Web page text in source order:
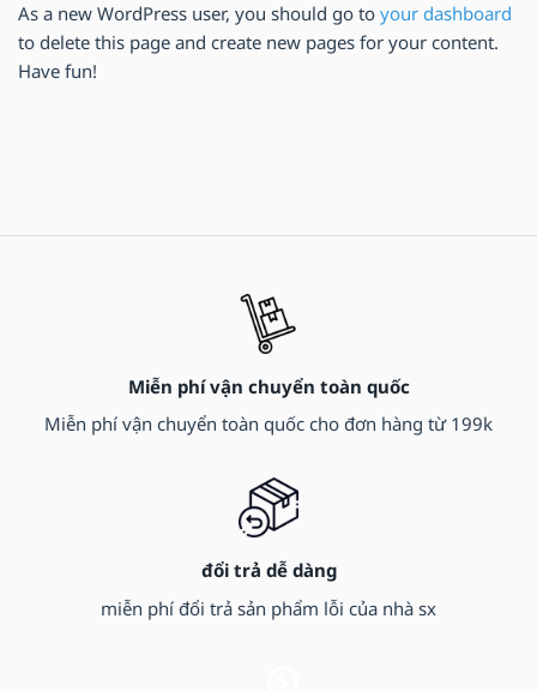
As a new WordPress user, you should go to your dashboard
to delete this page and create new pages for your content.
Have fun!
Miễn phí vận chuyển toàn quốc
Miễn phí vận chuyển toàn quốc cho đơn hàng từ 199k
đổi trả dễ dàng
miễn phí đổi trả sản phẩm lỗi của nhà sx